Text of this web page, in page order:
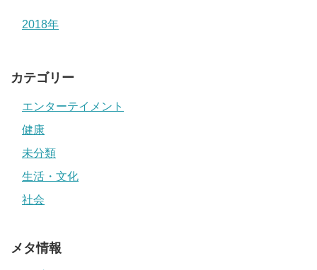
2018年
カテゴリー
エンターテイメント
健康
未分類
生活・文化
社会
メタ情報